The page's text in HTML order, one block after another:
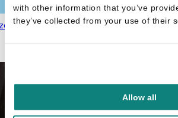
with other information that you’ve
they’ve collected from your use of their
Allow all
rijke regenwouden € 13,99 Guy